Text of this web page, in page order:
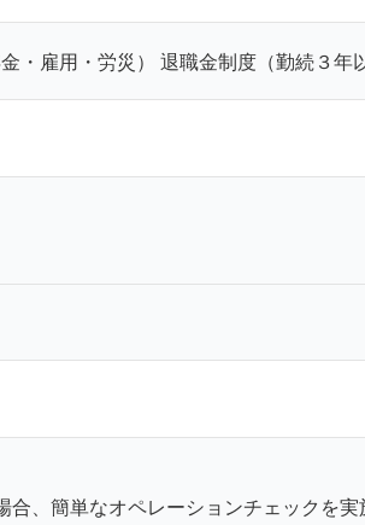
・雇用・労災） 退職金制度（勤続３年
、簡単なオペレーションチェックを実